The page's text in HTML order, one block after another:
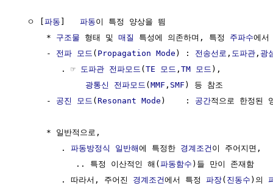
  ㅇ [
파동 ] 파동이 특정 양상을 띔
      *
구조물 형태 및 매질 특성에 의존하며, 특정 주파수에
      -
전파 모드 ( Propagation Mode ) : 전송선로 , 도파관 , 광
         . ☞
도파관 전파모드 (TE 모드 , TM 모드 ),
광통신 전파모드 (MMF , SMF ) 등 참조
      -
공진 모드 (Resonant Mode )    : 공간적으로 한정된
      * 일반적으로,
         .
파동방정식 일반해에 특정한 경계조건 이 주어지면,
            .. 특정 이산적인 해(
파동함수 )들 만이 존재함
         . 따라서, 주어진
경계조건에서 특정 파장( 진동수 )의